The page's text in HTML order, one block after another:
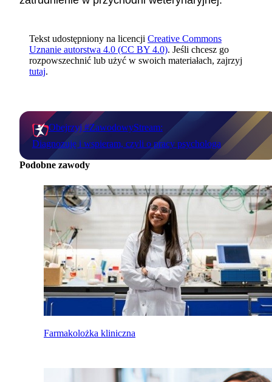
Tekst udostępniony na licencji Creative Commons
Uznanie autorstwa 4.0 (CC BY 4.0). Jeśli chcesz go
rozpowszechnić lub użyć w swoich materiałach, zajrzyj
tutaj.
Obejrzyj #ZawodowyStream:
Diagnozuję i wspieram, czyli o pracy psychologa
Podobne zawody
Farmakolożka kliniczna